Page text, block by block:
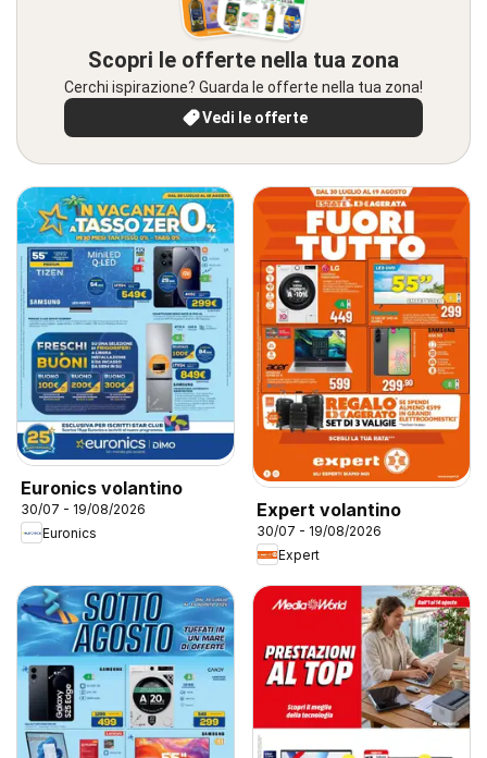
Scopri le offerte nella tua zona
Cerchi ispirazione? Guarda le offerte nella tua zona!
Vedi le offerte
Euronics volantino
30/07 - 19/08/2026
Euronics
Expert volantino
30/07 - 19/08/2026
Expert